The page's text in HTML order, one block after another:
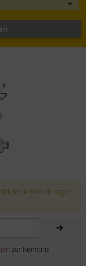
der Artikel ab Lager
zur Kenntnis